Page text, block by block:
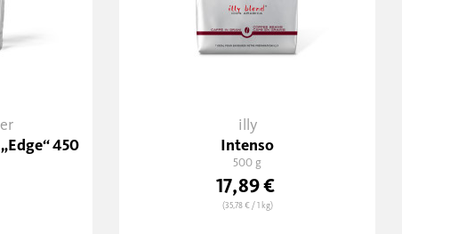
450
illy
Intenso
500 g
17,89 €
(35,78 €/ 1 kg)